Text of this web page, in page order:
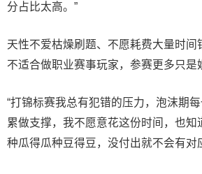
分占比太高。”
天性不爱枯燥刷题、不愿耗费大量时间
不适合做职业赛事玩家，参赛更多只是
“打锦标赛我总有犯错的压力，泡沫期
累做支撑，我不愿意花这份时间，也知
种瓜得瓜种豆得豆，没付出就不会有对